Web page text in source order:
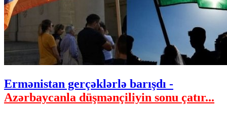
Ermənistan gerçəklərlə barışdı -
Azərbaycanla düşmənçiliyin sonu çatır...